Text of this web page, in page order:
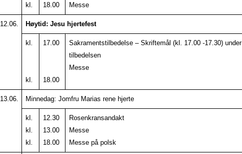
kl.
18.00
Messe
12.06. Høytid: Jesu hjertefest
kl.
kl.
17.00
18.00
Sakramentstilbedelse – Skriftemål (kl. 17.00 -17.30) under
tilbedelsen
Messe
13.06. Minnedag: Jomfru Marias rene hjerte
kl.
kl.
kl.
12.30
13.00
18.00
Rosenkransandakt
Messe
Messe på polsk